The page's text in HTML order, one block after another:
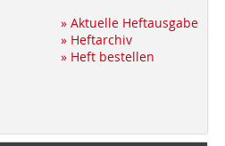
» Aktuelle Heftausgabe
» Heftarchiv
» Heft bestellen